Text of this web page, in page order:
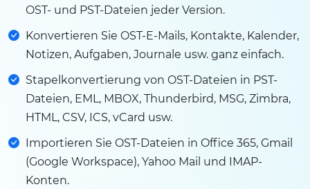
OST- und PST-Dateien jeder Version.
Konvertieren Sie OST-E-Mails, Kontakte, Kalender,
Notizen, Aufgaben, Journale usw. ganz einfach.
Stapelkonvertierung von OST-Dateien in PST-
Dateien, EML, MBOX, Thunderbird, MSG, Zimbra,
HTML, CSV, ICS, vCard usw.
Importieren Sie OST-Dateien in Office 365, Gmail
(Google Workspace), Yahoo Mail und IMAP-
Konten.